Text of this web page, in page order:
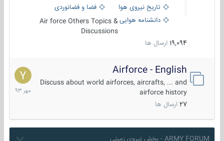
تاریخ نیروی هوایی
فضا و فضانوردی
دانشنامه هواییAir force Others Topics &
Discussions
19,094 ارسال ها
Airforce - English
Discuss about world airforces, aircrafts, ... and
airforce history
27 ارسال ها
15
مهر
1393
ARMY FORUM - بخش نیروی زمینی